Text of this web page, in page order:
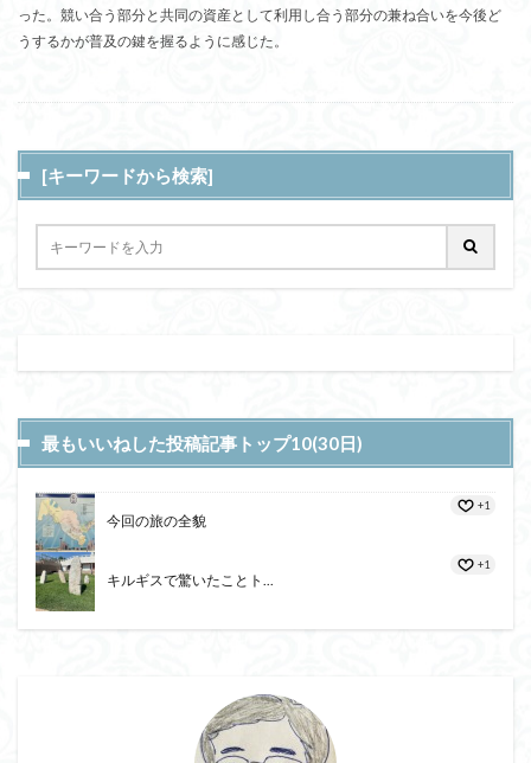
った。競い合う部分と共同の資産として利用し合う部分の兼ね合いを今後ど
うするかが普及の鍵を握るように感じた。
[キーワードから検索]
最もいいねした投稿記事トップ10(30日)
今回の旅の全貌
+1
キルギスで驚いたことト...
+1